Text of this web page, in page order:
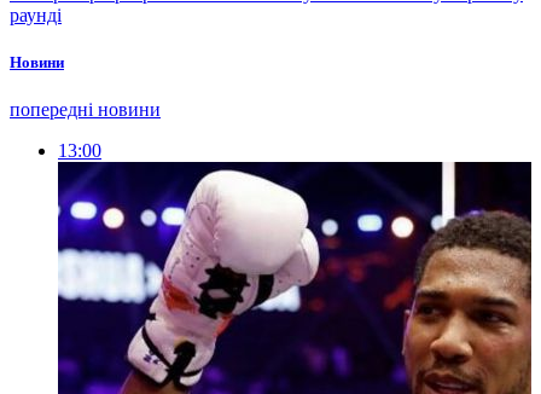
раунді
Новини
попередні новини
13:00